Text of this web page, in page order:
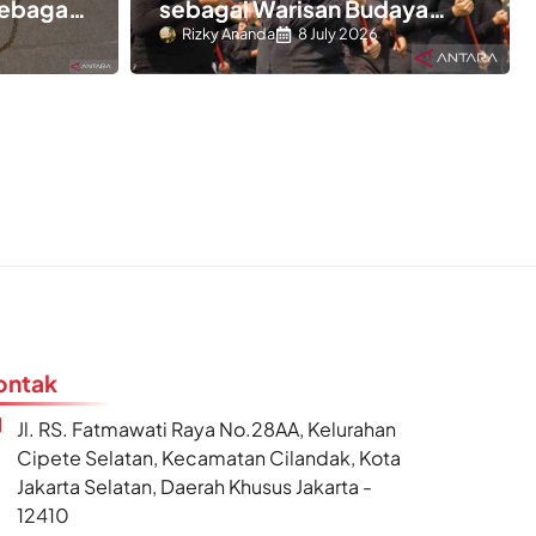
sebagai Warisan Budaya
Takbenda
Rizky Ananda 8 July 2026
Jl. RS. Fatmawati Raya No.28AA, Kelurahan
Cipete Selatan, Kecamatan Cilandak, Kota
Jakarta Selatan, Daerah Khusus Jakarta -
12410